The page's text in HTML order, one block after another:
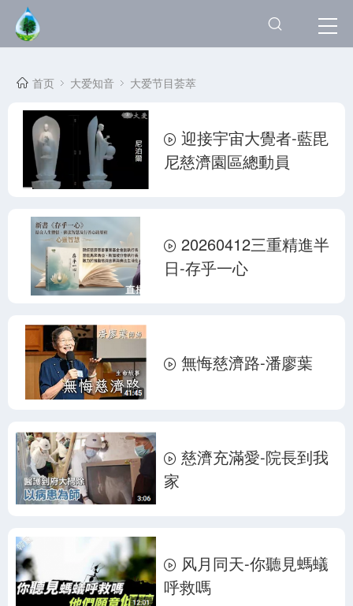
首页 大爱知音 大爱节目荟萃
迎接宇宙大覺者-藍毘
尼慈濟園區總動員
20260412三重精進半
日-存乎一心
無悔慈濟路-潘廖葉
慈濟充滿愛-院長到我
家
风月同天-你聽見螞蟻
呼救嗎